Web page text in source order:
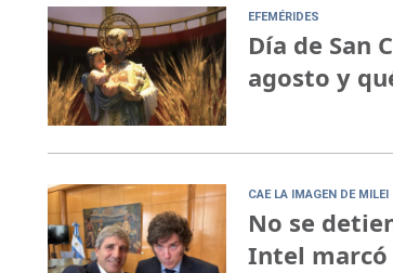
EFEMÉRIDES
Día de San
agosto y
CAE LA IMAGEN DE MILEI
No se
Intel marcó